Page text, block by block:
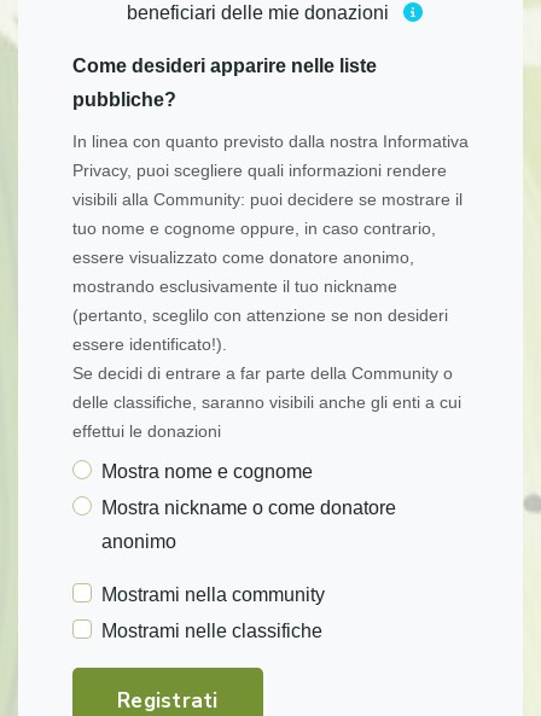
beneficiari delle mie donazioni
Come desideri apparire nelle liste
pubbliche?
In linea con quanto previsto dalla nostra Informativa
Privacy, puoi scegliere quali informazioni rendere
visibili alla Community: puoi decidere se mostrare il
tuo nome e cognome oppure, in caso contrario,
essere visualizzato come donatore anonimo,
mostrando esclusivamente il tuo nickname
(pertanto, sceglilo con attenzione se non desideri
essere identificato!).
Se decidi di entrare a far parte della Community o
delle classifiche, saranno visibili anche gli enti a cui
effettui le donazioni
Mostra nome e cognome
Mostra nickname o come donatore
anonimo
Mostrami nella community
Mostrami nelle classifiche
Registrati